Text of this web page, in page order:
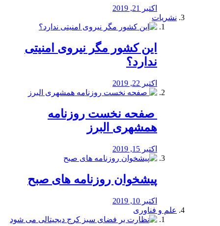
اکتبر 21, 2019
نشریات
این کشور مگر نیروی امنیتی
ندارد؟
اکتبر 22, 2019
️ صفحه نخست روزنامه‌
همشهری البرز
اکتبر 15, 2019
پیشخوان روزنامه های صبح
اکتبر 10, 2019
علم و فناوری